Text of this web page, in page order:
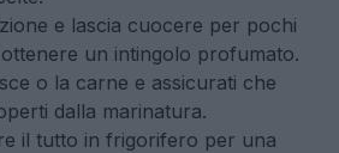
e lascia cuocere per pochi
un intingolo profumato.
o la carne e assicurati che
dalla marinatura.
il tutto in frigorifero per una